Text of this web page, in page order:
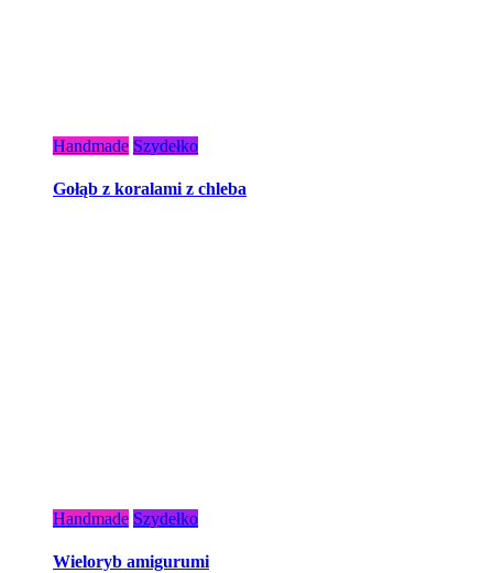
Handmade Szydełko
Gołąb z koralami z chleba
Handmade Szydełko
Wieloryb amigurumi